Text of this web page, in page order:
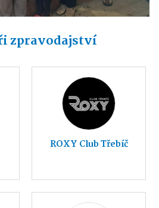
zpravodajství
ROXY Club Třebíč